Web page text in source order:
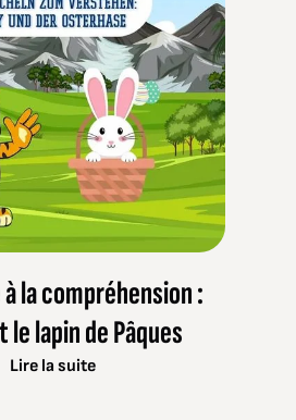
la compréhension :
le lapin de Pâques
Lire la suite